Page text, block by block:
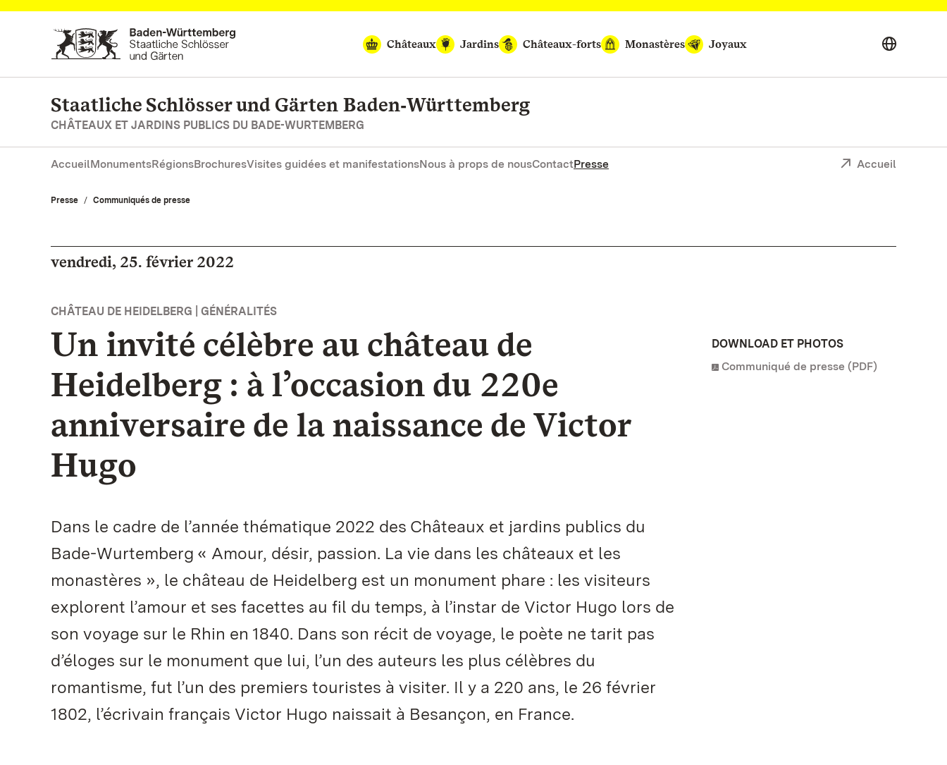
Vers la page d’accueil
Châteaux
Jardins Châteaux-forts Monastères Joyaux
Staatliche Schlösser und Gärten Baden‑Württemberg
CHÂTEAUX ET JARDINS PUBLICS DU BADE-WURTEMBERG
AccueilMonumentsRégionsBrochuresVisites guidées et manifestationsNous à props de nousContactPresse Accueil
Presse Communiqués de presse
vendredi, 25. février 2022
CHÂTEAU DE HEIDELBERG | GÉNÉRALITÉS
Un invité célèbre au château de
Heidelberg : à l’occasion du 220e
anniversaire de la naissance de Victor
Hugo
Dans le cadre de l’année thématique 2022 des Châteaux et jardins publics du
Bade-Wurtemberg « Amour, désir, passion. La vie dans les châteaux et les
monastères », le château de Heidelberg est un monument phare : les visiteurs
explorent l’amour et ses facettes au fil du temps, à l’instar de Victor Hugo lors de
son voyage sur le Rhin en 1840. Dans son récit de voyage, le poète ne tarit pas
d’éloges sur le monument que lui, l’un des auteurs les plus célèbres du
romantisme, fut l’un des premiers touristes à visiter. Il y a 220 ans, le 26 février
1802, l’écrivain français Victor Hugo naissait à Besançon, en France.
DOWNLOAD ET PHOTOS
Communiqué de presse (PDF)